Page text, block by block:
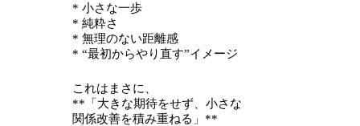
* 小さな一歩
* 純粋さ
* 無理のない距離感
* “最初からやり直す”イメージ
これはまさに、
**「大きな期待をせず、小さな
関係改善を積み重ねる」**